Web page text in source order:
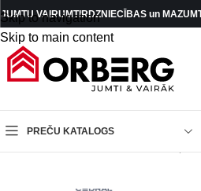
Skip to navigation
Skip to main content
JUMTU VAIRUMTIRDZNIECĪBAS un
PREČU KATALOGS